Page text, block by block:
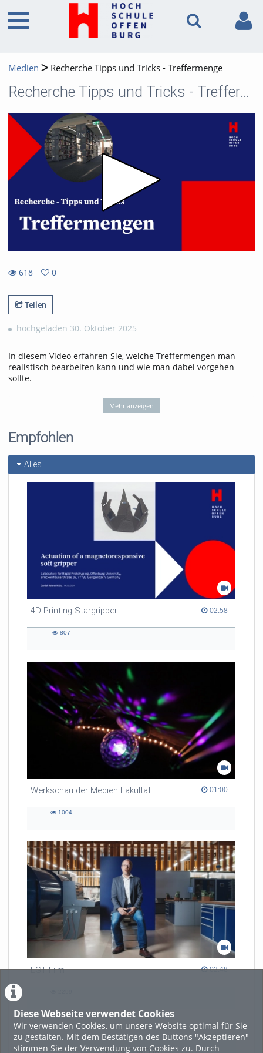
Diese Webseite verwendet Cookies
Wir verwenden Cookies, um unsere Website optimal für Sie
zu gestalten. Mit dem Bestätigen des Buttons "Akzeptieren"
stimmen Sie der Verwendung von Cookies zu. Durch
Medien Recherche Tipps und Tricks - Treffermenge
Recherche Tipps und Tricks - Treffermenge
618
views
0
favorites
Teilen
hochgeladen 30. Oktober 2025
In diesem Video erfahren Sie, welche Treffermengen man
realistisch bearbeiten kann und wie man dabei vorgehen
sollte.
bibliothek
einführung bibliothek
recherche
Kategorien: Sonstiges
Mehr anzeigen
Empfohlen
Alles
4D-Printing Stargripper 02:58
02:58 duration
807
Werkschau der Medien Fakultät 01:00
01:00 duration
1004
EGT Film 02:48
02:48 duration
2299